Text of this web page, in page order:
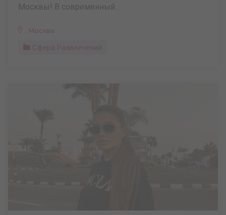
Москвы! В современный ...
Москва
Сфера Развлечений